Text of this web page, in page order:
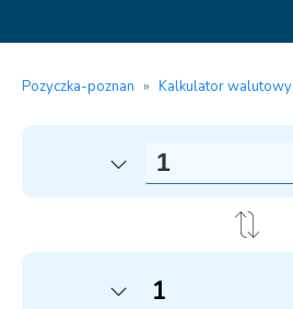
Pozyczka-poznan » Kalkulator walutowy
1